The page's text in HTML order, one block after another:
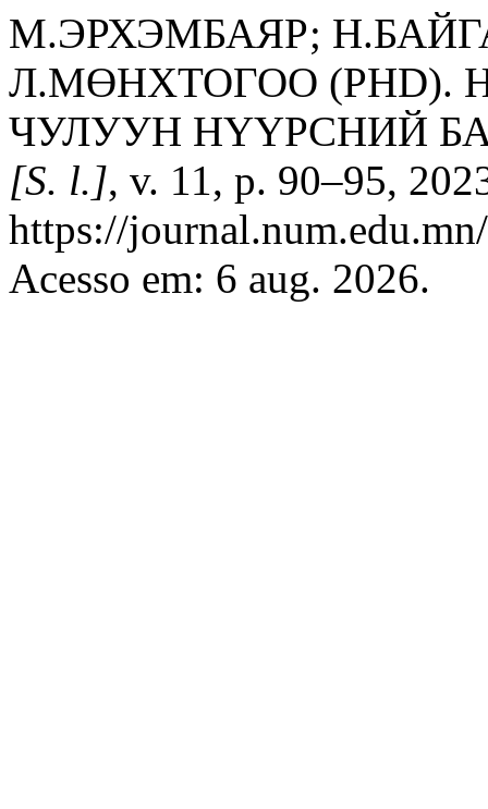
М.ЭРХЭМБАЯР;
Л.МӨНХТОГОО (РНD).
ЧУЛУУН НҮҮРСНИЙ
[S. l.], v. 11, p. 90–95,
https://
Acesso em: 6 aug. 2026.